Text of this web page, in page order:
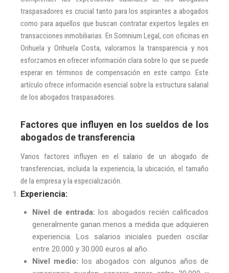
traspasadores es crucial tanto para los aspirantes a abogados
como para aquellos que buscan contratar expertos legales en
transacciones inmobiliarias. En Somnium Legal, con oficinas en
Orihuela y Orihuela Costa, valoramos la transparencia y nos
esforzamos en ofrecer información clara sobre lo que se puede
esperar en términos de compensación en este campo. Este
artículo ofrece información esencial sobre la estructura salarial
de los abogados traspasadores.
Factores que influyen en los sueldos de los
abogados de transferencia
Varios factores influyen en el salario de un abogado de
transferencias, incluida la experiencia, la ubicación, el tamaño
de la empresa y la especialización.
Experiencia:
Nivel de entrada: los abogados recién calificados
generalmente ganan menos a medida que adquieren
experiencia. Los salarios iniciales pueden oscilar
entre 20.000 y 30.000 euros al año.
Nivel medio: los abogados con algunos años de